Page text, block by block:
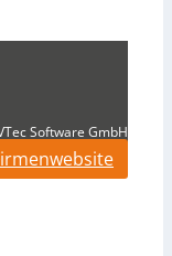
Software GmbH